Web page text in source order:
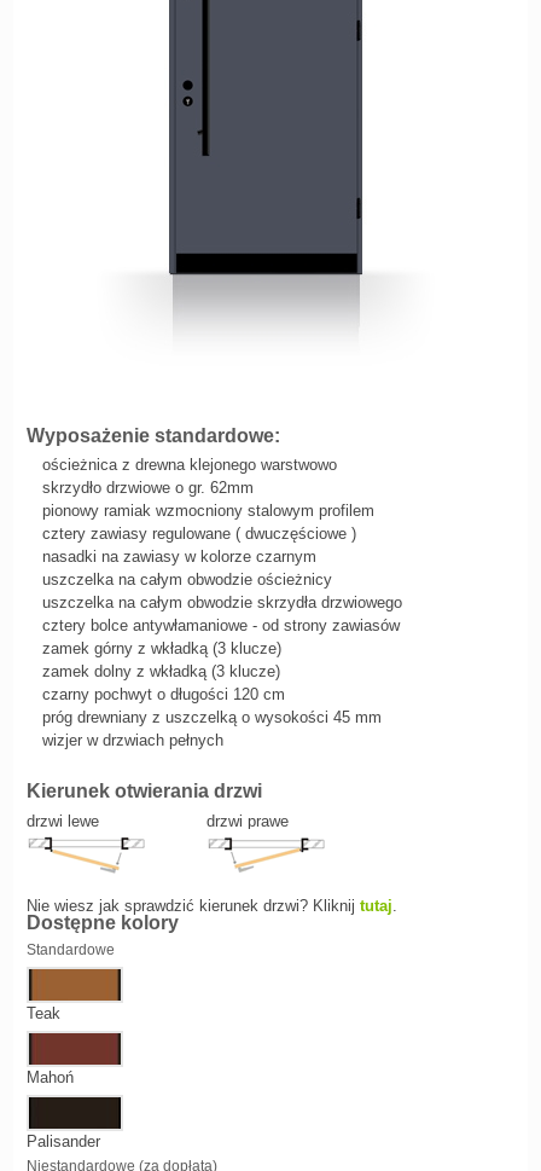
Wyposażenie standardowe:
ościeżnica z drewna klejonego warstwowo
skrzydło drzwiowe o gr. 62mm
pionowy ramiak wzmocniony stalowym profilem
cztery zawiasy regulowane ( dwuczęściowe )
nasadki na zawiasy w kolorze czarnym
uszczelka na całym obwodzie ościeżnicy
uszczelka na całym obwodzie skrzydła drzwiowego
cztery bolce antywłamaniowe - od strony zawiasów
zamek górny z wkładką (3 klucze)
zamek dolny z wkładką (3 klucze)
czarny pochwyt o długości 120 cm
próg drewniany z uszczelką o wysokości 45 mm
wizjer w drzwiach pełnych
Kierunek otwierania drzwi
drzwi lewe drzwi prawe
Nie wiesz jak sprawdzić kierunek drzwi? Kliknij tutaj.
Dostępne kolory
Standardowe
Teak
Mahoń
Palisander
Niestandardowe (za dopłatą)